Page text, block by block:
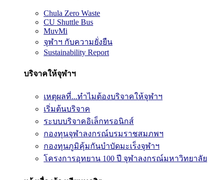
Chula Zero Waste
CU Shuttle Bus
MuvMi
จุฬาฯ กับความยั่งยืน
Sustainability Report
บริจาคให้จุฬาฯ
เหตุผลที่...ทำไมต้องบริจาคให้จุฬาฯ
เริ่มต้นบริจาค
ระบบบริจาคอิเล็กทรอนิกส์
กองทุนจุฬาลงกรณ์บรมราชสมภพฯ
กองทุนภูมิคุ้มกันบำบัดมะเร็งจุฬาฯ
โครงการอุทยาน 100 ปี จุฬาลงกรณ์มหาวิทยาลัย